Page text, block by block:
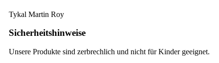
Tykal Martin Roy
Sicherheitshinweise
Unsere Produkte sind zerbrechlich und nicht für Kinder geeignet.